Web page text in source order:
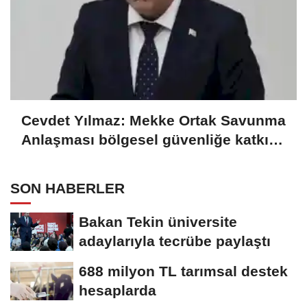
Cevdet Yılmaz: Mekke Ortak Savunma
Anlaşması bölgesel güvenliğe katkı
SON HABERLER
Bakan Tekin üniversite
adaylarıyla tecrübe paylaştı
688 milyon TL tarımsal destek
hesaplarda